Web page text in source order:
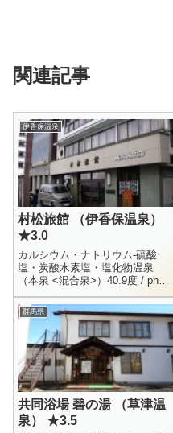
関連記事
伊香保温泉
村松旅館 （伊香保温泉）
★3.0
カルシウム・ナトリウム-硫酸
塩・炭酸水素塩・塩化物温泉
（本泉 <混合泉>）40.9度 / ph6.4
/ H9.7.18Na+ = 105 / K+ = 10.2 /
Mg++ =...
群馬県
共同浴場 碧の湯 （草津温
泉） ★3.5